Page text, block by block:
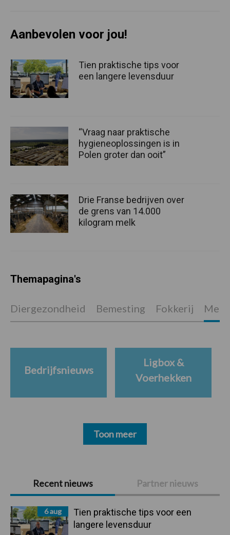
Primaire
Sidebar
Recent nieuws Partner nieuws
6 aug
Tien praktische tips voor een
langere levensduur
Aanbevolen voor jou!
Tien praktische tips voor
een langere levensduur
“Vraag naar praktische
hygieneoplossingen is in
Polen groter dan ooit”
Drie Franse bedrijven over
de grens van 14.000
kilogram melk
Themapagina's
Diergezondheid Bemesting Fokkerij
Bedrijfsnieuws
Ligbox &
Voerhekken
Toon meer